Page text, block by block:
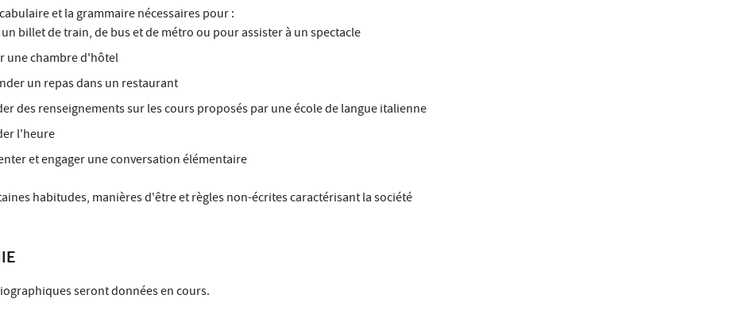
et la grammaire nécessaires pour :
billet de train, de bus et de métro ou pour assister à un spectacle
une chambre d'hôtel
un repas dans un restaurant
des renseignements sur les cours proposés par une école de langue italienne
l'heure
et engager une conversation élémentaire
habitudes, manières d'être et règles non-écrites caractérisant la société
seront données en cours.